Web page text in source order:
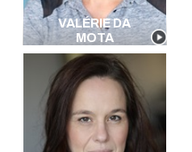
VALÉRIE DA
MOTA